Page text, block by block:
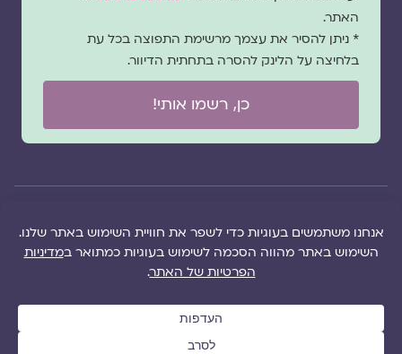
האתר.
* ניתן להסיר את עצמך מרשימת התפוצה בכל עת
בלחיצה על הלינק להסרה בתחתית הדיוור.
כן, רשמו אותי!
הזכויות של מגזין
ושרה סגל־כץ אלא
של
שגגה
הוקם ב ❤ על ידי –
לימונדה 2.0
| מיתוג:
סטודיו נופר דסקל
שרה סגל־כץ
2.0
(2020-2026)
מפת אתר|